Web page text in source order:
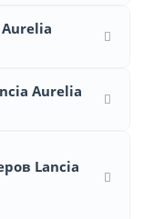
Aurelia
Lancia